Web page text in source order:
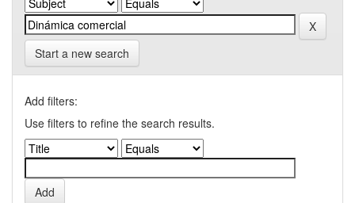
Start a new search
Add filters:
Use filters to refine the search results.